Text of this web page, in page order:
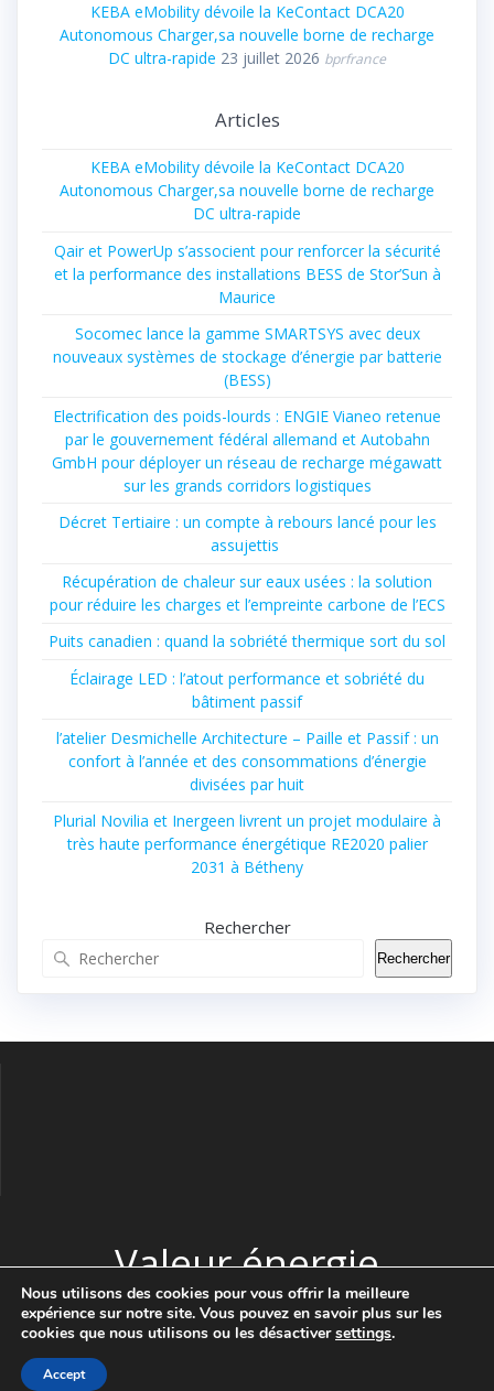
KEBA eMobility dévoile la KeContact DCA20
Autonomous Charger,sa nouvelle borne de recharge
DC ultra-rapide 23 juillet 2026 bprfrance
Articles
KEBA eMobility dévoile la KeContact DCA20
Autonomous Charger,sa nouvelle borne de recharge
DC ultra-rapide
Qair et PowerUp s’associent pour renforcer la sécurité
et la performance des installations BESS de Stor’Sun à
Maurice
Socomec lance la gamme SMARTSYS avec deux
nouveaux systèmes de stockage d’énergie par batterie
(BESS)
Electrification des poids-lourds : ENGIE Vianeo retenue
par le gouvernement fédéral allemand et Autobahn
GmbH pour déployer un réseau de recharge mégawatt
sur les grands corridors logistiques
Décret Tertiaire : un compte à rebours lancé pour les
assujettis
Récupération de chaleur sur eaux usées : la solution
pour réduire les charges et l’empreinte carbone de l’ECS
Puits canadien : quand la sobriété thermique sort du sol
Éclairage LED : l’atout performance et sobriété du
bâtiment passif
l’atelier Desmichelle Architecture – Paille et Passif : un
confort à l’année et des consommations d’énergie
divisées par huit
Plurial Novilia et Inergeen livrent un projet modulaire à
très haute performance énergétique RE2020 palier
2031 à Bétheny
Rechercher
Rechercher
Valeur énergie
© 2026 Valeur énergie. Construit avec WordPress et le thème
Highlight Theme
Nous utilisons des cookies pour vous offrir la meilleure
expérience sur notre site. Vous pouvez en savoir plus sur les
cookies que nous utilisons ou les désactiversettings.
Accept